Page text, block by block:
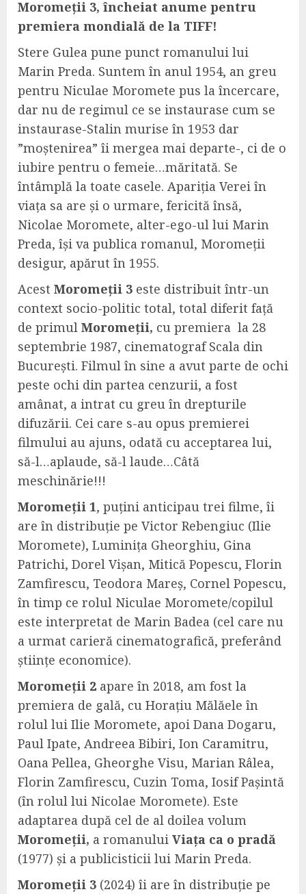
Moromeții 3, încheiat anume pentru
premiera mondială de la TIFF!
Stere Gulea pune punct romanului lui
Marin Preda. Suntem în anul 1954, an greu
pentru Niculae Moromete pus la încercare,
dar nu de regimul ce se instaurase cum se
instaurase-Stalin murise în 1953 dar
”moștenirea” îi mergea mai departe-, ci de o
iubire pentru o femeie…măritată. Se
întâmplă la toate casele. Apariția Verei în
viața sa are și o urmare, fericită însă,
Nicolae Moromete, alter-ego-ul lui Marin
Preda, își va publica romanul, Moromeții
desigur, apărut în 1955.
Acest Moromeții 3 este distribuit într-un
context socio-politic total, total diferit față
de primul Moromeții, cu premiera la 28
septembrie 1987, cinematograf Scala din
București. Filmul în sine a avut parte de ochi
peste ochi din partea cenzurii, a fost
amânat, a intrat cu greu în drepturile
difuzării. Cei care s-au opus premierei
filmului au ajuns, odată cu acceptarea lui,
să-l…aplaude, să-l laude…Câtă
meschinărie!!!
Moromeții 1, puțini anticipau trei filme, îi
are în distribuție pe Victor Rebengiuc (Ilie
Moromete), Luminița Gheorghiu, Gina
Patrichi, Dorel Vișan, Mitică Popescu, Florin
Zamfirescu, Teodora Mareș, Cornel Popescu,
în timp ce rolul Niculae Moromete/copilul
este interpretat de Marin Badea (cel care nu
a urmat carieră cinematografică, preferând
științe economice).
Moromeții 2 apare în 2018, am fost la
premiera de gală, cu Horațiu Mălăele în
rolul lui Ilie Moromete, apoi Dana Dogaru,
Paul Ipate, Andreea Bibiri, Ion Caramitru,
Oana Pellea, Gheorghe Visu, Marian Râlea,
Florin Zamfirescu, Cuzin Toma, Iosif Pașintă
(în rolul lui Nicolae Moromete). Este
adaptarea după cel de al doilea volum
Moromeții, a romanului Viața ca o pradă
(1977) și a publicisticii lui Marin Preda.
Moromeții 3 (2024) îi are în distribuție pe